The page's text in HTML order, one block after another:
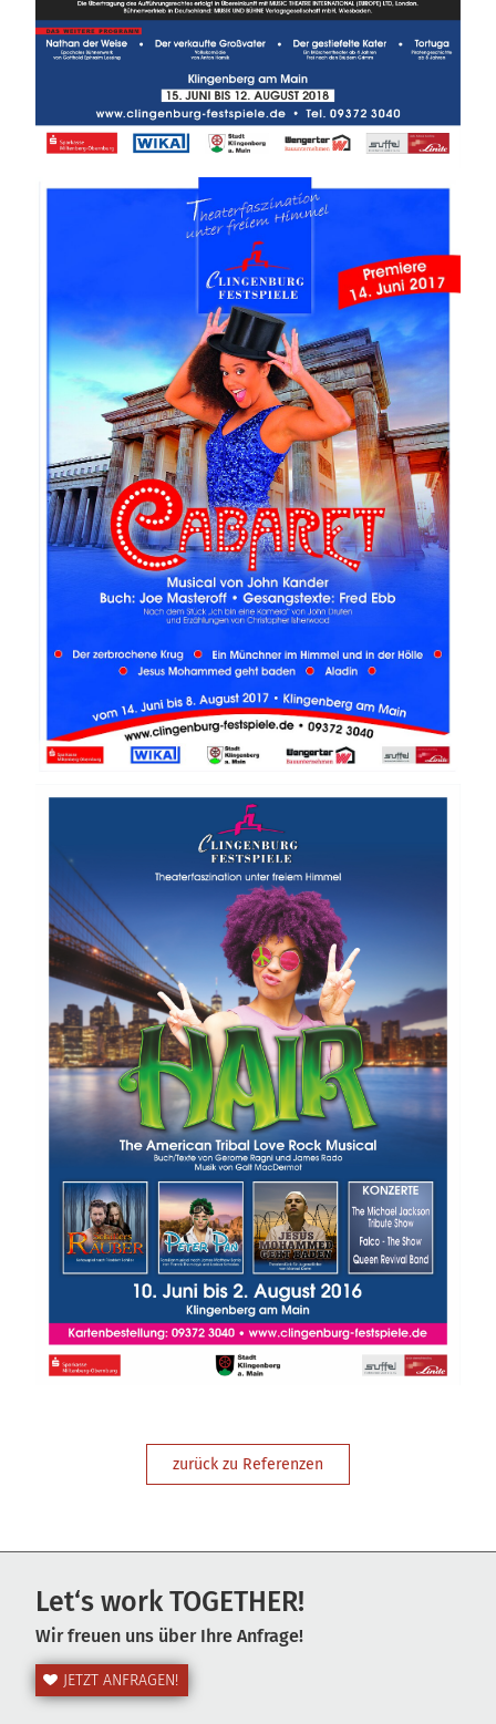
zurück zu Referenzen
Let‘s work TOGETHER!
Wir freuen uns über Ihre Anfrage!
JETZT ANFRAGEN!